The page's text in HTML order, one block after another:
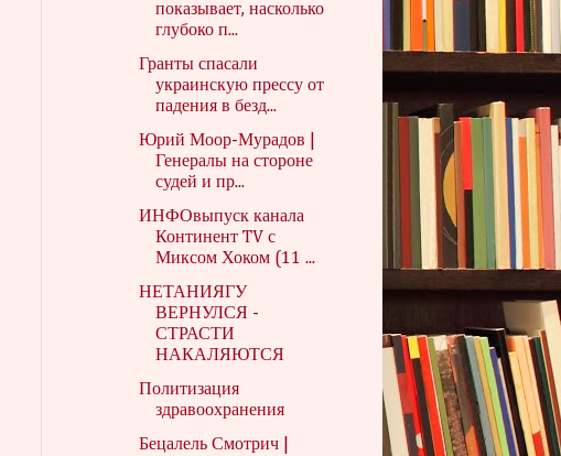
показывает, насколько
глубоко п...
Гранты спасали
украинскую прессу от
падения в безд...
Юрий Моор-Мурадов |
Генералы на стороне
судей и пр...
ИНФОвыпуск канала
Континент TV с
Миксом Хоком (11 ...
НЕТАНИЯГУ
ВЕРНУЛСЯ -
СТРАСТИ
НАКАЛЯЮТСЯ
Политизация
здравоохранения
Бецалель Смотрич |